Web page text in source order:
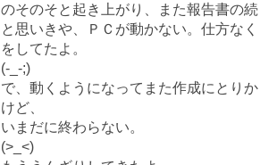
のそのそと起き上がり、また報告書の
と思いきや、ＰＣが動かない。仕方な
をしてたよ。
(-_-;)
で、動くようになってまた作成にとり
けど、
いまだに終わらない。
(>_<)